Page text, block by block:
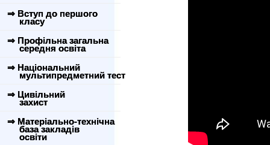
⇒ Вступ до першого
класу
⇒ Профільна загальна
середня освіта
⇒ Національний
мультипредметний тест
⇒ Цивільний
захист
⇒ Матеріально-технічна
база закладів
освіти